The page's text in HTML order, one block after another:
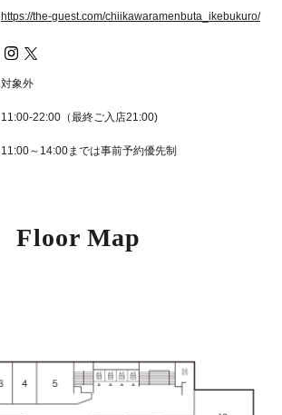
https://the-guest.com/chiikawaramenbuta_ikebukuro/
対象外
11:00‐22:00（最終ご入店21:00)
11:00～14:00までは事前予約優先制
Floor Map